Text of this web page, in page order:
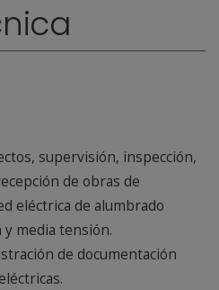
supervisión, inspección,
de obras de
eléctrica de alumbrado
media tensión.
de documentación